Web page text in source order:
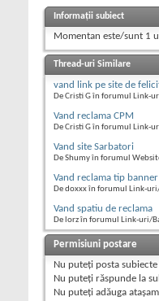
Informații subiect
Momentan este/sunt 1
Thread-uri Similare
vand link pe site de
De Cristi G în forumul Link-
Vand reclama CPM
De Cristi G în forumul Link-
Vand site Sarbatori
De Shumy în forumul
Vand reclama tip banner
De doxxx în forumul Link-
Vand spatiu de reclama
De lorz în forumul Link-uri/
Permisiuni postare
Nu puteţi posta
Nu puteţi răspunde la
Nu puteţi adăuga